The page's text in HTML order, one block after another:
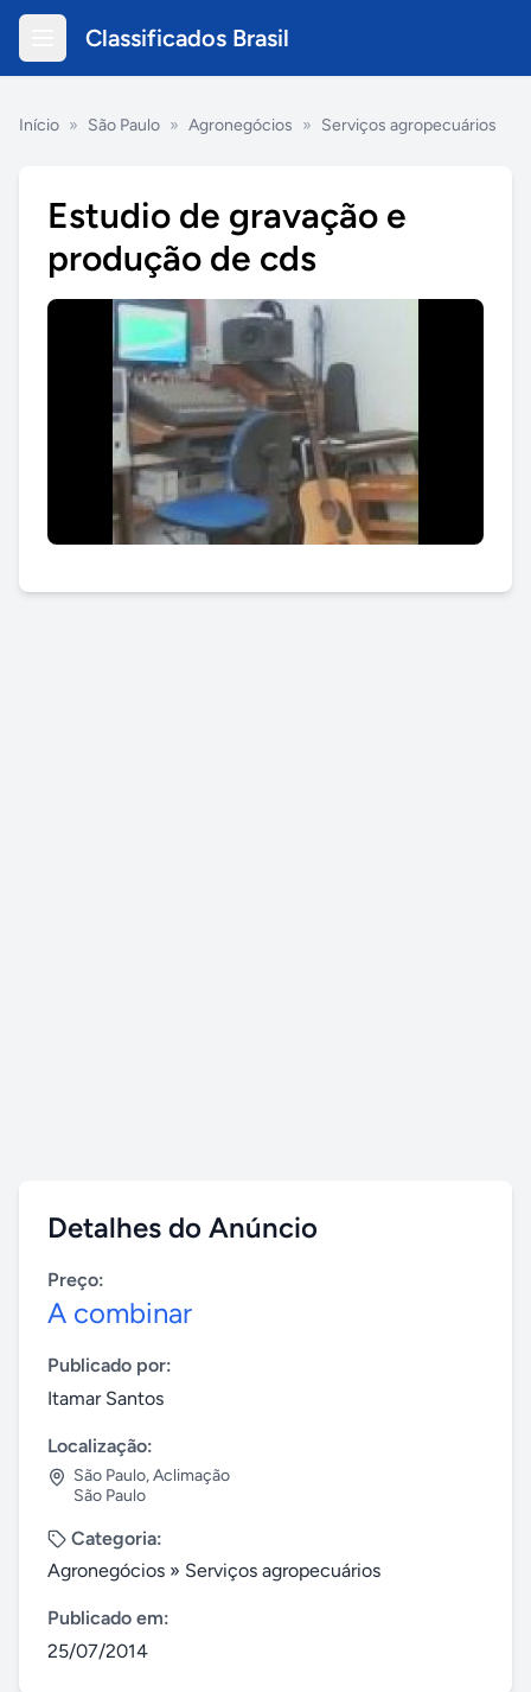
Classificados Brasil
Início » São Paulo » Agronegócios » Serviços agropecuários
Estudio de gravação e
produção de cds
Detalhes do Anúncio
Preço:
A combinar
Publicado por:
Itamar Santos
Localização:
São Paulo,Aclimação
São Paulo
Categoria:
Agronegócios » Serviços agropecuários
Publicado em:
25/07/2014